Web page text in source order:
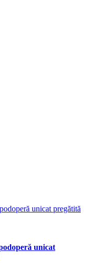
unicat